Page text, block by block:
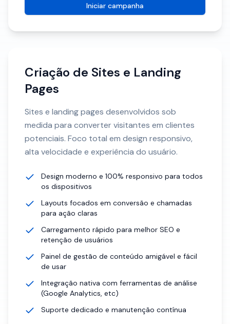
Iniciar campanha
Criação de Sites e Landing
Pages
Sites e landing pages desenvolvidos sob
medida para converter visitantes em clientes
potenciais. Foco total em design responsivo,
alta velocidade e experiência do usuário.
Design moderno e 100% responsivo para todos
os dispositivos
Layouts focados em conversão e chamadas
para ação claras
Carregamento rápido para melhor SEO e
retenção de usuários
Painel de gestão de conteúdo amigável e fácil
de usar
Integração nativa com ferramentas de análise
(Google Analytics, etc)
Suporte dedicado e manutenção contínua